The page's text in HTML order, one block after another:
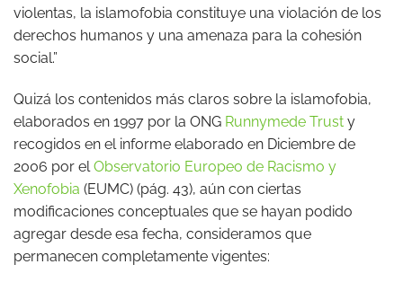
violentas, la islamofobia constituye una violación de los
derechos humanos y una amenaza para la cohesión
social.”
Quizá los contenidos más claros sobre la islamofobia,
elaborados en 1997 por la ONG Runnymede Trust y
recogidos en el informe elaborado en Diciembre de
2006 por el Observatorio Europeo de Racismo y
Xenofobia (EUMC) (pág. 43), aún con ciertas
modificaciones conceptuales que se hayan podido
agregar desde esa fecha, consideramos que
permanecen completamente vigentes: